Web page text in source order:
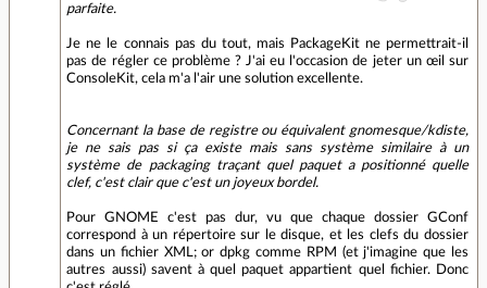
parfaite.
Je ne le connais pas du tout, mais PackageKit ne permettrait-il
pas de régler ce problème ? J'ai eu l'occasion de jeter un œil sur
ConsoleKit, cela m'a l'air une solution excellente.
Concernant la base de registre ou équivalent gnomesque/kdiste,
je ne sais pas si ça existe mais sans système similaire à un
système de packaging traçant quel paquet a positionné quelle
clef, c'est clair que c'est un joyeux bordel.
Pour GNOME c'est pas dur, vu que chaque dossier GConf
correspond à un répertoire sur le disque, et les clefs du dossier
dans un fichier XML; or dpkg comme RPM (et j'imagine que les
autres aussi) savent à quel paquet appartient quel fichier. Donc